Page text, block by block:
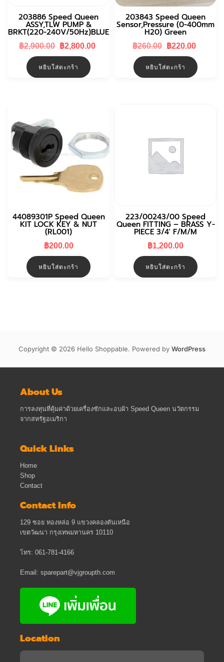
203886 Speed Queen
ASSY,TLW PUMP &
BRKT(220-240V/50Hz)BLUE
฿2,900.00 Original
฿2,900.00.
฿2,800.00
฿2,800.00.
หยิบใส่ตะกร้า
203843 Speed Queen
Sensor,Pressure (0-400mm
H20) Green
฿260.00 Original
฿260.00.
฿220.00
หยิบใส่ตะกร้า
44089301P Speed Queen
KIT LOCK KEY & NUT
(RL001)
฿200.00
หยิบใส่ตะกร้า
223/00243/00 Speed
Queen FITTING – BRASS Y-
PIECE 3/4′ F/M/M
฿1,200.00
หยิบใส่ตะกร้า
Copyright © 2026 Hello Shoppable. Powered by WordPress
About Us
การลงทุนที่คุ้มค่าด้วยเครื่องซักและอบผ้า Speed Queen นวัตกรรม
จากสหรัฐอเมริกา
Quick Links
Home
Shop
Contact
Contact Info
129 ซอย ทองหล่อ 9 แขวงคลองตันเหนือ
เขตวัฒนา กรุงเทพมหานคร 10110
โทร: 061-781-4166
Email: sparepart@vjgroupth.com
Location